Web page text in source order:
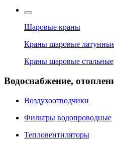
Шаровые краны
Краны шаровые
Краны шаровые стальные
Водоснабжение,
Воздухоотводчики
Фильтры водопроводные
Тепловентиляторы